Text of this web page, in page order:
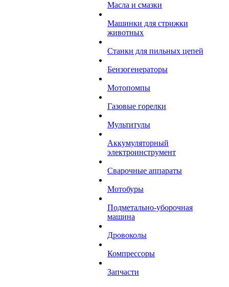
Масла и смазки
Машинки для стрижки
животных
Станки для пильных цепей
Бензогенераторы
Мотопомпы
Газовые горелки
Мультитулы
Аккумуляторный
электроинструмент
Сварочные аппараты
Мотобуры
Подметально-уборочная
машина
Дровоколы
Компрессоры
Запчасти